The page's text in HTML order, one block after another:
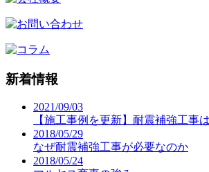
新着情報
2021/09/03
【施工事例を更新】耐震補強工事
2018/05/29
なぜ耐震補強工事が必要なのか
2018/05/24